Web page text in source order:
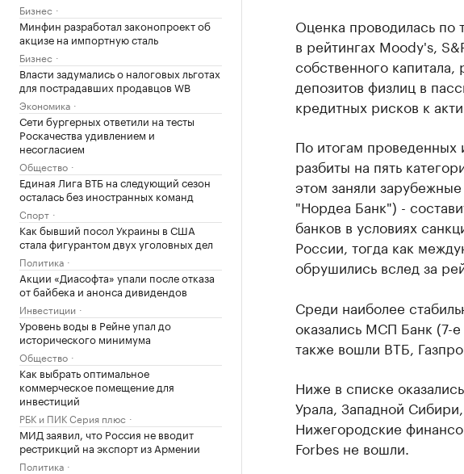
Бизнес
Минфин разработал законопроект об
акцизе на импортную сталь
Бизнес
Власти задумались о налоговых льготах
для пострадавших продавцов WB
Экономика
Сети бургерных ответили на тесты
Роскачества удивлением и
несогласием
Общество
Единая Лига ВТБ на следующий сезон
осталась без иностранных команд
Спорт
Как бывший посол Украины в США
стала фигурантом двух уголовных дел
Политика
Акции «Диасофта» упали после отказа
от байбека и анонса дивидендов
Инвестиции
Уровень воды в Рейне упал до
исторического минимума
Общество
Как выбрать оптимальное
коммерческое помещение для
инвестиций
РБК и ПИК Серия плюс
МИД заявил, что Россия не вводит
рестрикций на экспорт из Армении
Политика
Оценка проводилась по
в рейтингах Moody's,
собственного
депозитов физлиц в
кредитных рисков к
По итогам проведенных
разбиты на пять
этом заняли
"Нордеа Банк") -
банков в условиях
России, тогда как
обрушились вслед за
Среди наиболее
оказались МСП Банк (7-
также вошли ВТБ,
Ниже в списке
Урала, Западной
Нижегородские
Forbes не вошли.